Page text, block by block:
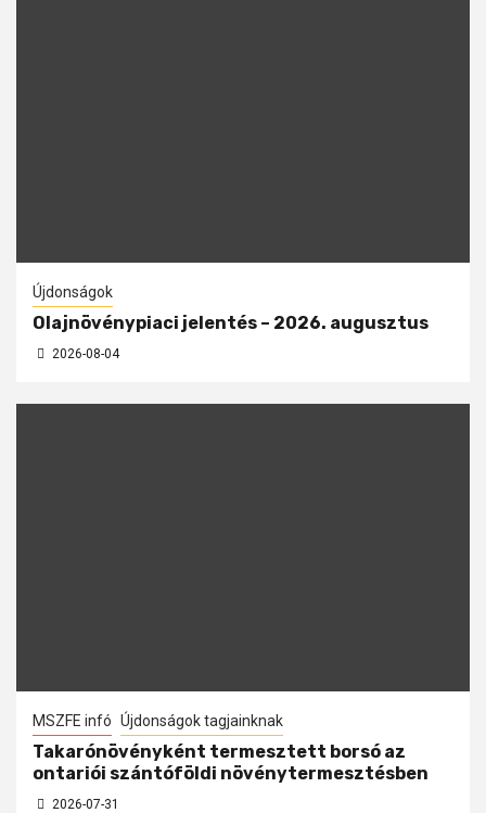
Újdonságok
Olajnövénypiaci jelentés – 2026. augusztus
2026-08-04
MSZFE infó Újdonságok tagjainknak
Takarónövényként termesztett borsó az
ontariói szántóföldi növénytermesztésben
2026-07-31